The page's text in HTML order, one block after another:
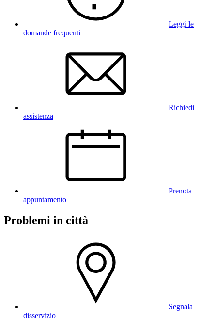
Leggi le
domande frequenti
Richiedi
assistenza
Prenota
appuntamento
Problemi in città
Segnala
disservizio